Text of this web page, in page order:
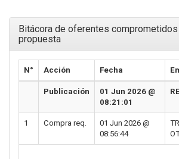
Bitácora de oferentes
propuesta
N° Acción Fecha
Publicación
01 Jun 2026 @
08:21:01
1 Compra req.
01 Jun 2026 @
08:56:44